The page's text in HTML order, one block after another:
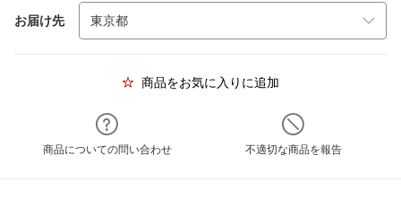
お届け先
商品をお気に入りに追加
商品についての問い合わせ 不適切な商品を報告